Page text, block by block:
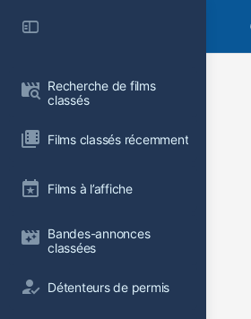
Recherche de films
classés
Films classés récemment
Films à l’affiche
Bandes-annonces
classées
Détenteurs de permis